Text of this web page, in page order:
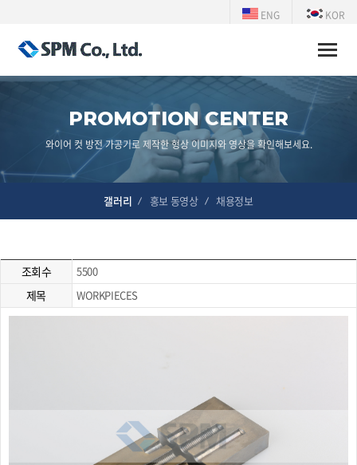
ENG KOR
Toggle
PROMOTION CENTER
와이어 컷 방전 가공기로 제작한 형상 이미지와 영상을 확인해보세요.
갤러리 홍보 동영상 채용정보
조회수 5500
제목 WORKPIECES